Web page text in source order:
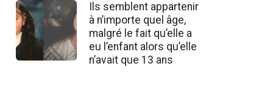
Ils semblent appartenir
à n’importe quel âge,
malgré le fait qu’elle a
eu l’enfant alors qu’elle
n’avait que 13 ans